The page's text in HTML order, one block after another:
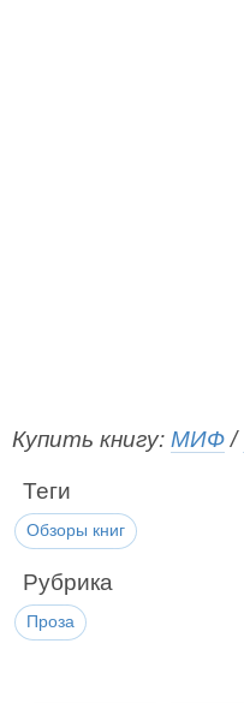
Купить книгу: МИФ/
Теги
Обзоры книг
Рубрика
Проза